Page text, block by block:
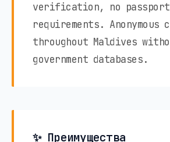
verification, no passport
requirements.
throughout Maldives
government databases.
✨ Преимущества